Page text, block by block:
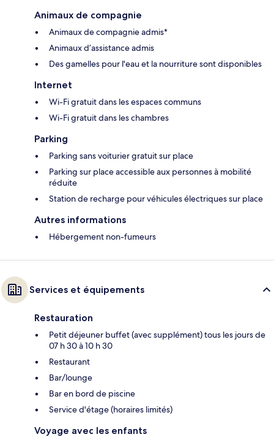
Animaux de compagnie
Animaux de compagnie admis*
Animaux d’assistance admis
Des gamelles pour l'eau et la nourriture sont disponibles
Internet
Wi-Fi gratuit dans les espaces communs
Wi-Fi gratuit dans les chambres
Parking
Parking sans voiturier gratuit sur place
Parking sur place accessible aux personnes à mobilité
réduite
Station de recharge pour véhicules électriques sur place
Autres informations
Hébergement non-fumeurs
Services et équipements
Restauration
Petit déjeuner buffet (avec supplément) tous les jours de
07 h 30 à 10 h 30
Restaurant
Bar/lounge
Bar en bord de piscine
Service d'étage (horaires limités)
Voyage avec les enfants